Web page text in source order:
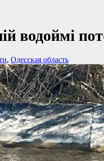
водоймі
, Одесская область